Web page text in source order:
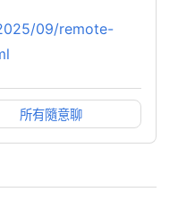
09/remote-
所有隨意聊